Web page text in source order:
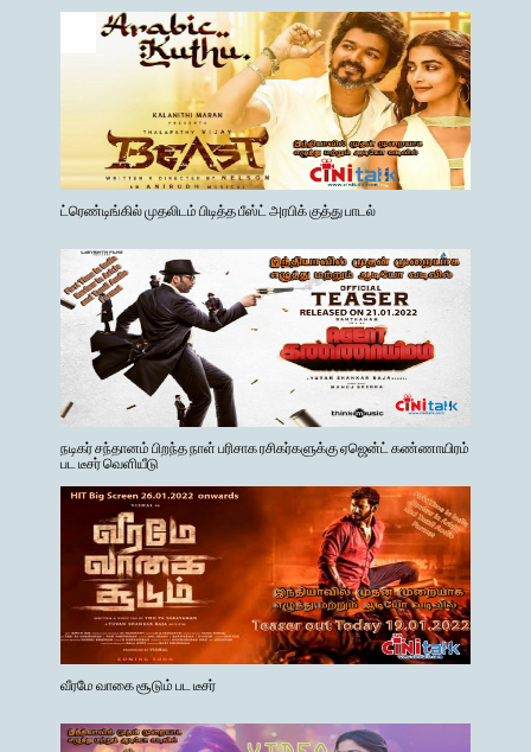
ட்ரெண்டிங்கில் முதலிடம் பிடித்த பீஸ்ட் அரபிக் குத்து பாடல்
நடிகர் சந்தானம் பிறந்த நாள் பரிசாக ரசிகர்களுக்கு ஏஜென்ட் கண்ணாயிரம்
பட டீசர் வெளியீடு
வீரமே வாகை சூடும் பட டீசர்